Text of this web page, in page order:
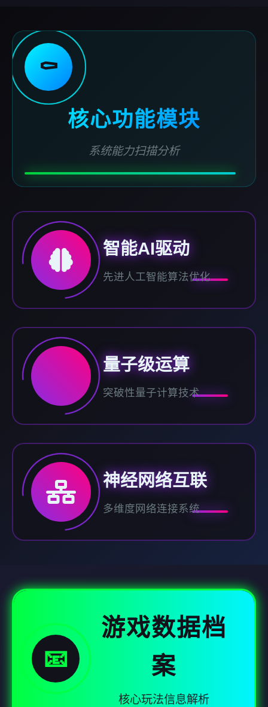
⚰️
核心功能模块
系统能力扫描分析
智能AI驱动
先进人工智能算法优化
量子级运算
突破性量子计算技术
神经网络互联
多维度网络连接系统
📧
游戏数据档
案
核心玩法信息解析